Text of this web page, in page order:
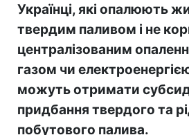
Українці, які опалюють
твердим паливом і не
централізованим
газом чи
можуть отримати
придбання твердого та
побутового палива.